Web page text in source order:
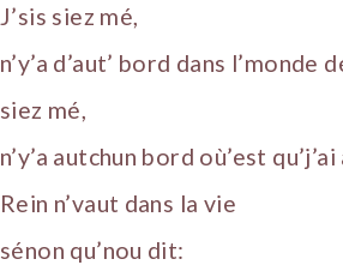
J’sis siez mé,
n’y’a d’aut’ bord dans l’monde
siez mé,
n’y’a autchun bord où’est
Rein n’vaut dans la vie
sénon qu’nou dit: